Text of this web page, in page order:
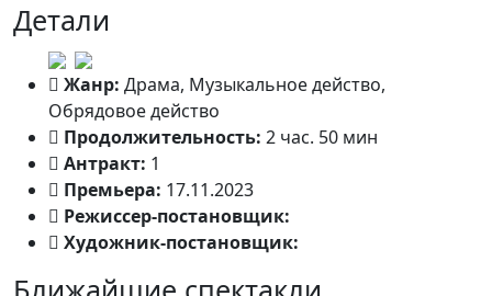
Детали
Жанр: Драма, Музыкальное действо,
Обрядовое действо
Продолжительность: 2 час. 50 мин
Антракт: 1
Премьера: 17.11.2023
Режиссер-постановщик:
Художник-постановщик: